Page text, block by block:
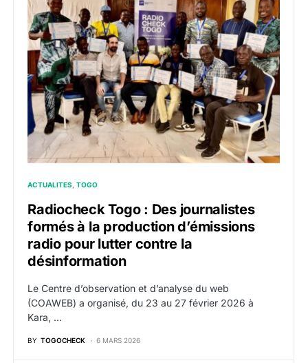
ACTUALITES TOGO
Radiocheck Togo : Des journalistes
formés à la production d’émissions
radio pour lutter contre la
désinformation
Le Centre d’observation et d’analyse du web
(COAWEB) a organisé, du 23 au 27 février 2026 à
Kara, …
BY TOGOCHECK 6 MARS 2026